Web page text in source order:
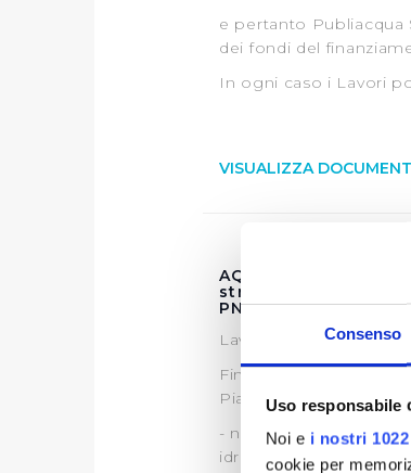
Consenso
Uso responsabile
Noi e i nostri
cookie per
e pertanto Publiacqua
dei fondi del
In ogni caso i Lavori
VISUALIZZA
AQ 21-3168 -
stralcio” - gara
PNRR M2C4
Lavori di "Sostituzione
Finanziamento della
Piano Nazionale di
- nella misura Codice
idriche nei sistemi